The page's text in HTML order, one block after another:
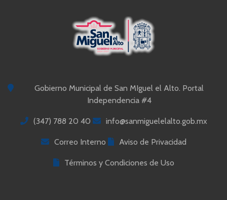
Gobierno Municipal de San MIguel el Alto. Portal
Independencia #4
(347) 788 20 40 info@sanmiguelelalto.gob.mx
Correo Interno Aviso de Privacidad
Términos y Condiciones de Uso